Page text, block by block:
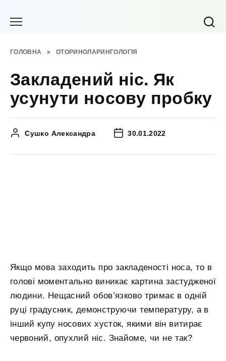
ГОЛОВНА » ОТОРИНОЛАРИНГОЛОГІЯ
Закладений ніс. Як
усунути носову пробку
Сушко Александра 30.01.2022
Якщо мова заходить про закладеності носа, то в
голові моментально виникає картина застудженої
людини. Нещасний обов’язково тримає в одній
руці градусник, демонструючи температуру, а в
інший купу носових хусток, якими він витирає
червоний, опухлий ніс. Знайоме, чи не так?